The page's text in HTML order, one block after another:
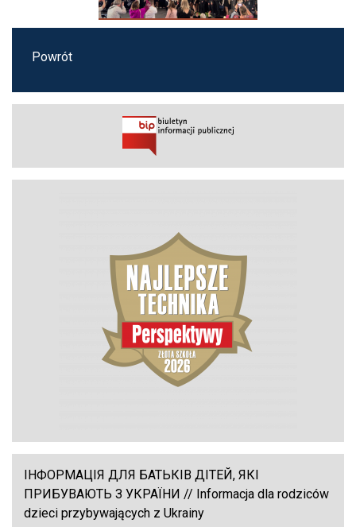
Powrót
ІНФОРМАЦІЯ ДЛЯ БАТЬКІВ ДІТЕЙ, ЯКІ
ПРИБУВАЮТЬ З УКРАЇНИ // Informacja dla rodziców
dzieci przybywających z Ukrainy